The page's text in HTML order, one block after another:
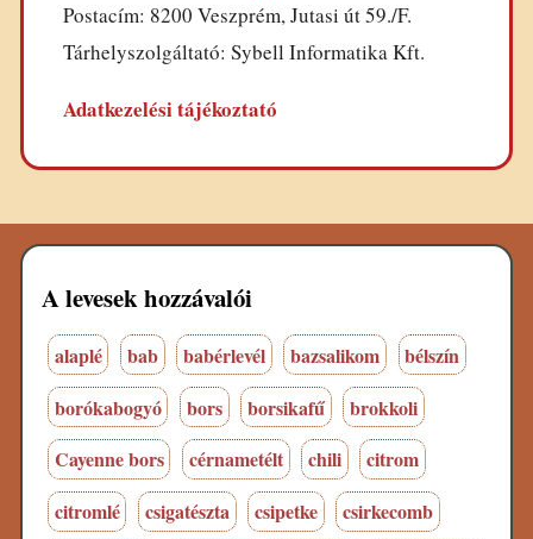
Postacím: 8200 Veszprém, Jutasi út 59./F.
Tárhelyszolgáltató: Sybell Informatika Kft.
Adatkezelési tájékoztató
A levesek hozzávalói
alaplé bab babérlevél bazsalikom
bélszín
borókabogyó
bors borsikafű
brokkoli
Cayenne bors
cérnametélt chili
citrom
citromlé
csigatészta csipetke
csirkecomb